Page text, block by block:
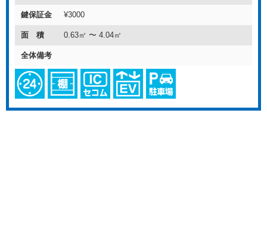
鍵保証金 ¥3000
面 積 0.63㎡ 〜 4.04㎡
全体備考